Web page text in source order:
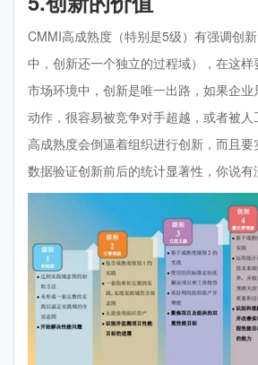
CMMI高成熟度（特别是5级）有强调创
中，创新还一个独立的过程域），在这
市场环境中，创新是唯一出路，如果企
动作，很容易被竞争对手超越，或者被
高成熟度会倒逼着组织进行创新，而且
数据验证创新前后的统计显著性，你说有